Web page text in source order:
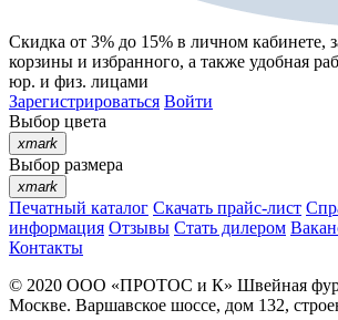
Скидка от 3% до 15% в личном кабинете,
корзины и избранного, а также удобная
юр. и физ. лицами
Зарегистрироваться Войти
Выбор цвета
xmark
Выбор размера
xmark
Печатный каталог Скачать прайс-лист
информация Отзывы Стать дилером
Контакты
© 2020 ООО «ПРОТОС и К» Швейная
Москве. Варшавское шоссе, дом 132,